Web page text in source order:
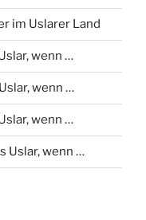
im Uslarer Land
wenn …
wenn …
wenn …
Uslar, wenn …